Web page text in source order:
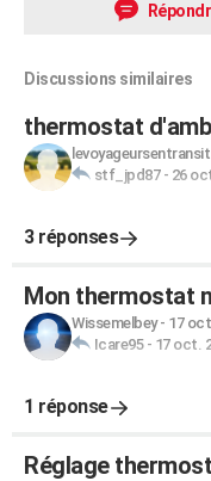
Discussions similaires
thermostat
levoyageursentransit
stf_jpd87- 26
3 réponses
Mon thermostat
Wissemelbey- 17
Icare95- 17 oct.
1 réponse
Réglage